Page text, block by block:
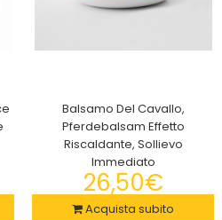
per la Pulizia dei Vetri, Finestre
con Spesso..
Balsamo Del Cavallo,
Pferdebalsam Effetto
Riscaldante, Sollievo
Immediato
26,50€
Acquista subito